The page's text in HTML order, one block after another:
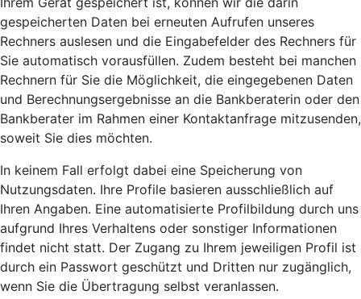
gespeicherten Daten bei erneuten Aufrufen unseres
Rechners auslesen und die Eingabefelder des Rechners für
Sie automatisch vorausfüllen. Zudem besteht bei manchen
Rechnern für Sie die Möglichkeit, die eingegebenen Daten
und Berechnungsergebnisse an die Bankberaterin oder den
Bankberater im Rahmen einer Kontaktanfrage mitzusenden,
soweit Sie dies möchten.
In keinem Fall erfolgt dabei eine Speicherung von
Nutzungsdaten. Ihre Profile basieren ausschließlich auf
Ihren Angaben. Eine automatisierte Profilbildung durch uns
aufgrund Ihres Verhaltens oder sonstiger Informationen
findet nicht statt. Der Zugang zu Ihrem jeweiligen Profil ist
durch ein Passwort geschützt und Dritten nur zugänglich,
wenn Sie die Übertragung selbst veranlassen.